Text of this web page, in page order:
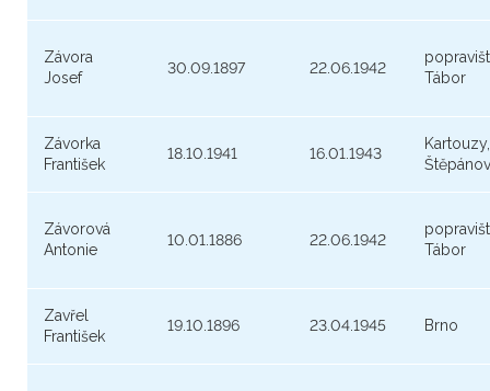
Závora
Josef
30.09.1897 22.06.1942
Tábor
Závorka
František
18.10.1941 16.01.1943
Závorová
Antonie
10.01.1886 22.06.1942
Tábor
Zavřel
František
19.10.1896 23.04.1945 Brno